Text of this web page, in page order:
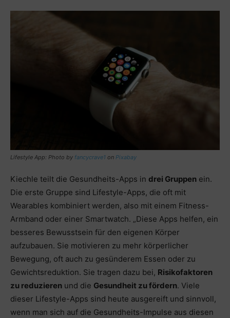
Lifestyle App: Photo by fancycrave1 on Pixabay
Kiechle teilt die Gesundheits-Apps in drei Gruppen ein.
Die erste Gruppe sind Lifestyle-Apps, die oft mit
Wearables kombiniert werden, also mit einem Fitness-
Armband oder einer Smartwatch. „Diese Apps helfen, ein
besseres Bewusstsein für den eigenen Körper
aufzubauen. Sie motivieren zu mehr körperlicher
Bewegung, oft auch zu gesünderem Essen oder zu
Gewichtsreduktion. Sie tragen dazu bei, Risikofaktoren
zu reduzieren und die Gesundheit zu fördern. Viele
dieser Lifestyle-Apps sind heute ausgereift und sinnvoll,
wenn man sich auf die Gesundheits-Impulse aus diesen